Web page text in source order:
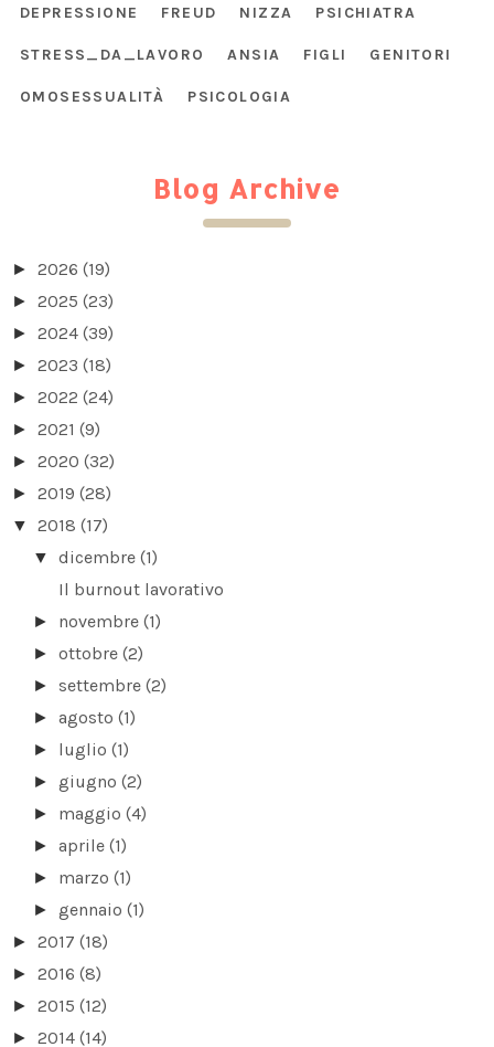
DEPRESSIONE FREUD NIZZA PSICHIATRA
STRESS_DA_LAVORO ANSIA FIGLI GENITORI
OMOSESSUALITÀ PSICOLOGIA
Blog Archive
► 2026 (19)
► 2025 (23)
► 2024 (39)
► 2023 (18)
► 2022 (24)
► 2021 (9)
► 2020 (32)
► 2019 (28)
▼ 2018 (17)
▼ dicembre (1)
Il burnout lavorativo
► novembre (1)
►ottobre (2)
► settembre (2)
►agosto (1)
► luglio (1)
►giugno (2)
► maggio (4)
►aprile (1)
► marzo (1)
►gennaio (1)
► 2017 (18)
► 2016 (8)
► 2015 (12)
► 2014 (14)